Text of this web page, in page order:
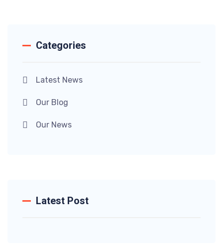
Categories
Latest News
Our Blog
Our News
Latest Post